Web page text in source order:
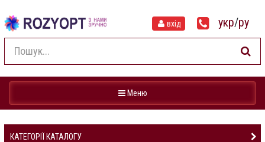
вхід укр/ру
Навігація
Меню
КАТЕГОРІЇ КАТАЛОГУ